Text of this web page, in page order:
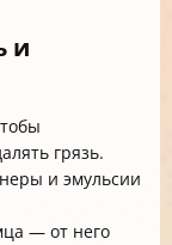
и
грязь.
и эмульсии
— от него